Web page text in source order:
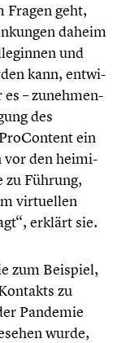
Fragen geht,
daheim
und
kann, entwi­
es – zuneh­men­
des
ein
vor den heimi­
zu Führung,
virtu­el­len
erklärt sie.
zum Beispiel,
zu
Pandemie
wurde,